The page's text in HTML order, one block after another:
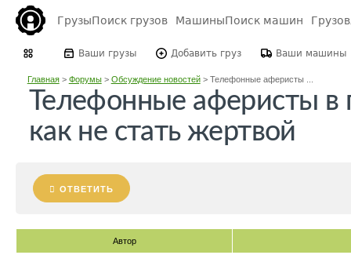
ГрузыПоиск грузов МашиныПоиск машин
Ваши грузы Добавить груз Ваши машины
Главная> Форумы> Обсуждение новостей> Телефонные аферисты ...
Телефонные аферисты в
как не стать жертвой
ОТВЕТИТЬ
Автор